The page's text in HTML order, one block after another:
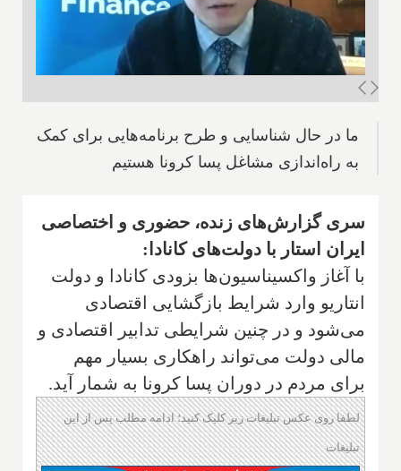
ما در حال شناسایی و طرح برنامه‌هایی برای کمک
به راه‌اندازی مشاغل پسا کرونا هستیم
سری گزارش‌های زنده، حضوری و اختصاصی
ایران استار با دولت‌های کانادا:
با آغاز واکسیناسیون‌ها بزودی کانادا و دولت
انتاریو وارد شرایط بازگشایی اقتصادی
می‌شود و در چنین شرایطی تدابیر اقتصادی و
مالی دولت می‌تواند راهکاری بسیار مهم
برای مردم در دوران پسا کرونا به شمار آید.
لطفا روی عکس تبلیغات زیر کلیک کنید؛ ادامه مطلب پس از این
تبلیغات